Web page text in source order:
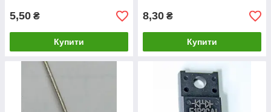
5,50 ₴
Купити
8,30 ₴
Купити